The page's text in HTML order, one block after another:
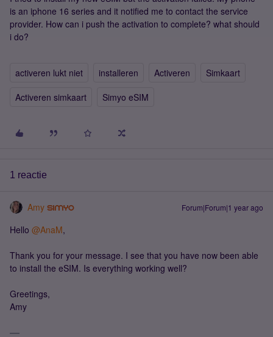
is an iphone 16 series and it notified me to contact the service
provider. How can i push the activation to complete? what should
i do?
activeren lukt niet installeren Activeren
Simkaart
Activeren simkaart
Simyo eSIM
1 reactie
Amy Forum|Forum|1 year ago
Hello ​ @AnaM,
Thank you for your message. I see that you have now been able
to install the eSIM. Is everything working well?
Greetings,
Amy